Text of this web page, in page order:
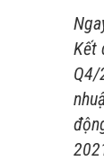
Kết